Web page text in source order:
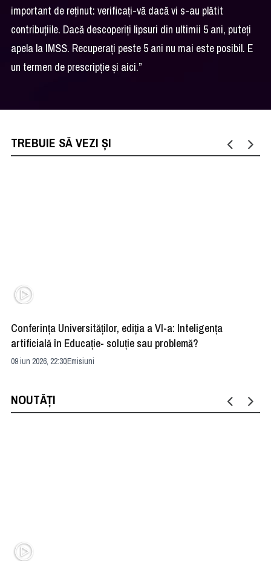
important de reținut: verificați-vă dacă vi s-au plătit
contribuțiile. Dacă descoperiți lipsuri din ultimii 5 ani, puteți
apela la IMSS. Recuperați peste 5 ani nu mai este posibil. E
un termen de prescripție și aici.”
TREBUIE SĂ VEZI ȘI
Conferința Universităților, ediția a VI-a: Inteligența
artificială în Educație- soluție sau problemă?
09 iun 2026, 22:30Emisiuni
NOUTĂȚI